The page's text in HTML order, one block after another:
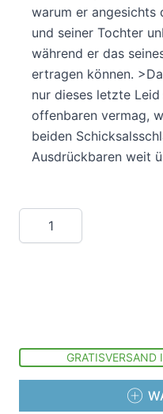
warum er angesichts
und seiner Tochter
während er das
ertragen können.
nur dieses letzte
offenbaren vermag,
beiden
Ausdrückbaren weit
Menge